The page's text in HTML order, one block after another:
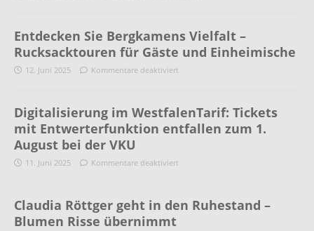
Entdecken Sie Bergkamens Vielfalt –
Rucksacktouren für Gäste und Einheimische
12. Juni 2025 Kommentare deaktiviert
Digitalisierung im WestfalenTarif: Tickets
mit Entwerterfunktion entfallen zum 1.
August bei der VKU
11. Juni 2025 Kommentare deaktiviert
Claudia Röttger geht in den Ruhestand –
Blumen Risse übernimmt